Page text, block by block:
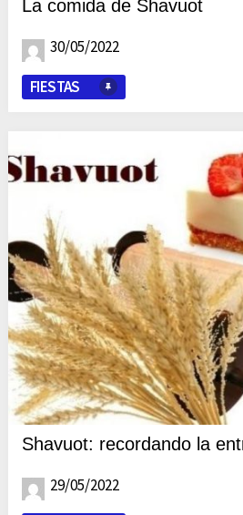
La comida de Shavuot
30/05/2022
FIESTAS
Shavuot: recordando la
29/05/2022